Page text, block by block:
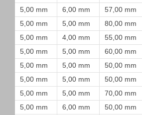
5,00 mm
6,00 mm 57,00 mm
5,00 mm
5,00 mm 80,00 mm
5,00 mm
4,00 mm 55,00 mm
5,00 mm
5,00 mm 60,00 mm
5,00 mm
5,00 mm 50,00 mm
5,00 mm
5,00 mm 50,00 mm
5,00 mm
5,00 mm 70,00 mm
5,00 mm
6,00 mm 50,00 mm